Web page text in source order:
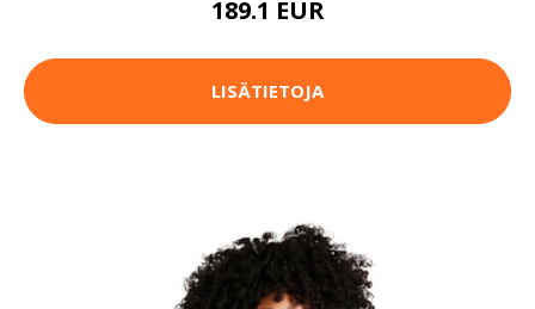
189.1 EUR
LISÄTIETOJA